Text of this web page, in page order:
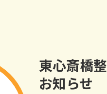
東心斎橋
お知らせ